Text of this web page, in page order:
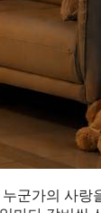
군가의 사